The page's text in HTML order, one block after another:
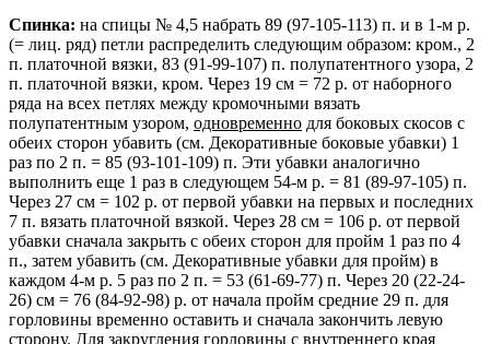
Спинка: на спицы № 4,5 набрать 89 (97-105-113) п. и в 1-м р.
(= лиц. ряд) петли распределить следующим образом: кром., 2
п. платочной вязки, 83 (91-99-107) п. полупатентного узора, 2
п. платочной вязки, кром. Через 19 см = 72 р. от наборного
ряда на всех петлях между кромочными вязать
полупатентным узором, одновременно для боковых скосов с
обеих сторон убавить (см. Декоративные боковые убавки) 1
раз по 2 п. = 85 (93-101-109) п. Эти убавки аналогично
выполнить еще 1 раз в следующем 54-м р. = 81 (89-97-105) п.
Через 27 см = 102 р. от первой убавки на первых и последних
7 п. вязать платочной вязкой. Через 28 см = 106 р. от первой
убавки сначала закрыть с обеих сторон для пройм 1 раз по 4
п., затем убавить (см. Декоративные убавки для пройм) в
каждом 4-м р. 5 раз по 2 п. = 53 (61-69-77) п. Через 20 (22-24-
26) см = 76 (84-92-98) р. от начала пройм средние 29 п. для
горловины временно оставить и сначала закончить левую
сторону. Для закругления горловины с внутреннего края